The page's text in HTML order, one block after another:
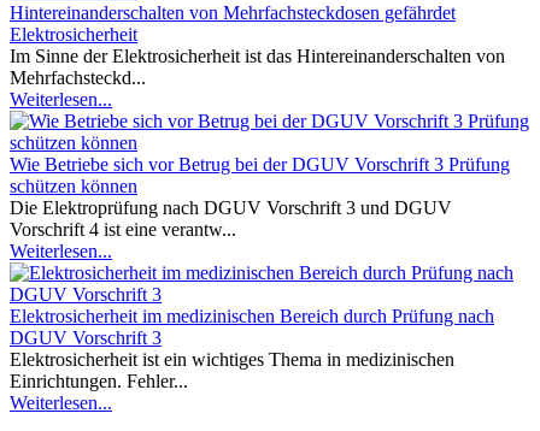
Hintereinanderschalten von Mehrfachsteckdosen gefährdet
Elektrosicherheit
Im Sinne der Elektrosicherheit ist das Hintereinanderschalten von
Mehrfachsteckd...
Weiterlesen...
Wie Betriebe sich vor Betrug bei der DGUV Vorschrift 3 Prüfung
schützen können
Die Elektroprüfung nach DGUV Vorschrift 3 und DGUV
Vorschrift 4 ist eine verantw...
Weiterlesen...
Elektrosicherheit im medizinischen Bereich durch Prüfung nach
DGUV Vorschrift 3
Elektrosicherheit ist ein wichtiges Thema in medizinischen
Einrichtungen. Fehler...
Weiterlesen...